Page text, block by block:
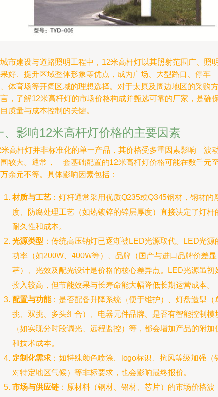
市建设与道路照明工程中，12米高杆灯以其照射范围广、照
好、提升区域整体形象等优点，成为广场、大型路口、停车
体育场等开阔区域的理想选择。对于太原及周边地区的采购方
，了解12米高杆灯的市场价格构成并甄选可靠的厂家，是确
质量与成本控制的关键。
、影响12米高杆灯价格的主要因素
高杆灯并非标准化的单一产品，其价格受多重因素影响，波
较大。通常，一套基础配置的12米高杆灯价格可能在数千元
余元不等。具体影响因素包括：
材质与工艺 ：灯杆通常采用优质Q235或Q345钢材，钢材的
度、防腐处理工艺（如热镀锌的锌层厚度）直接决定了灯杆
耐久性和成本。
光源类型 ：传统高压钠灯已逐渐被LED光源取代。LED光源
功率（如200W、400W等）、品牌（国产与进口品牌价差显
著）、光效及配光设计是价格的核心差异点。LED光源虽初
投入较高，但节能效果与长寿命能大幅降低长期运营成本。
配置与功能：是否配备升降系统（便于维护）、灯盘造型（
挑、双挑、多头组合）、电器元件品牌、是否有智能控制模
（如实现分时段调光、远程监控）等，都会增加产品的附加
和技术成本。
定制化需求 ：如特殊颜色喷涂、logo标识、抗风等级加强（
对特定地区气候）等非标要求，也会影响最终报价。
市场与供应链 ：原材料（钢材、铝材、芯片）的市场价格波